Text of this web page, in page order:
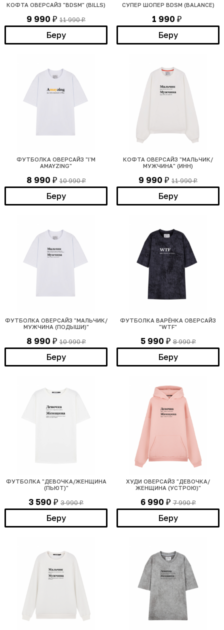
КОФТА ОВЕРСАЙЗ "BDSM" (BILLS)
9 990 ₽ 11 990₽
Беру
СУПЕР ШОПЕР BDSM (BALANCE)
1 990 ₽
Беру
ФУТБОЛКА ОВЕРСАЙЗ "I`M
AMAYZING"
8 990 ₽ 10 990₽
Беру
КОФТА ОВЕРСАЙЗ "МАЛЬЧИК/
МУЖЧИНА" (ИНН)
9 990 ₽ 11 990₽
Беру
ФУТБОЛКА ОВЕРСАЙЗ "МАЛЬЧИК/
МУЖЧИНА (ПОДЫШИ)"
8 990 ₽ 10 990₽
Беру
ФУТБОЛКА ВАРЁНКА ОВЕРСАЙЗ
"WTF"
5 990 ₽ 8 990₽
Беру
ФУТБОЛКА "ДЕВОЧКА/ЖЕНЩИНА
(ПЬЮТ)"
3 590 ₽ 3 990₽
Беру
ХУДИ ОВЕРСАЙЗ "ДЕВОЧКА/
ЖЕНЩИНА (УСТРОЮ)"
6 990 ₽ 7 990₽
Беру